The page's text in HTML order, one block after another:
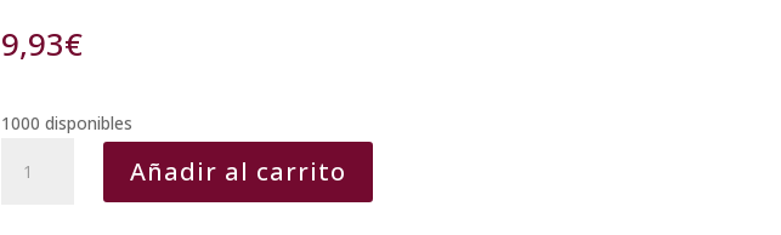
9,93€
1000 disponibles
YZAGUIRRE
Añadir al carrito